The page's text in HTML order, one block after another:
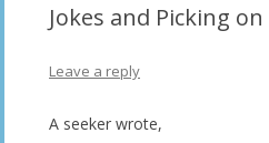
Jokes and Picking
Leave a reply
A seeker wrote,